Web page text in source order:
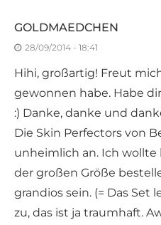
GOLDMAEDCHEN
28/09/2014 - 18:41
Hihi, großartig! Freut
gewonnen habe. Habe
:) Danke, danke und
Die Skin Perfectors von
unheimlich an. Ich
der großen Größe
grandios sein. (= Das Set
zu, das ist ja traumhaft.